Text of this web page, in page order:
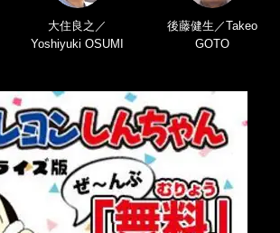
大住良之／
Yoshiyuki OSUMI
後藤健生／Takeo
GOTO